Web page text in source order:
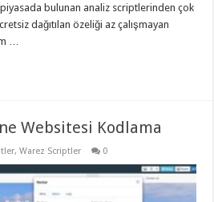
bulunan analiz scriptlerinden çok
dağıtılan özeliği az çalışmayan
…
Websitesi Kodlama
,Warez Scriptler 0